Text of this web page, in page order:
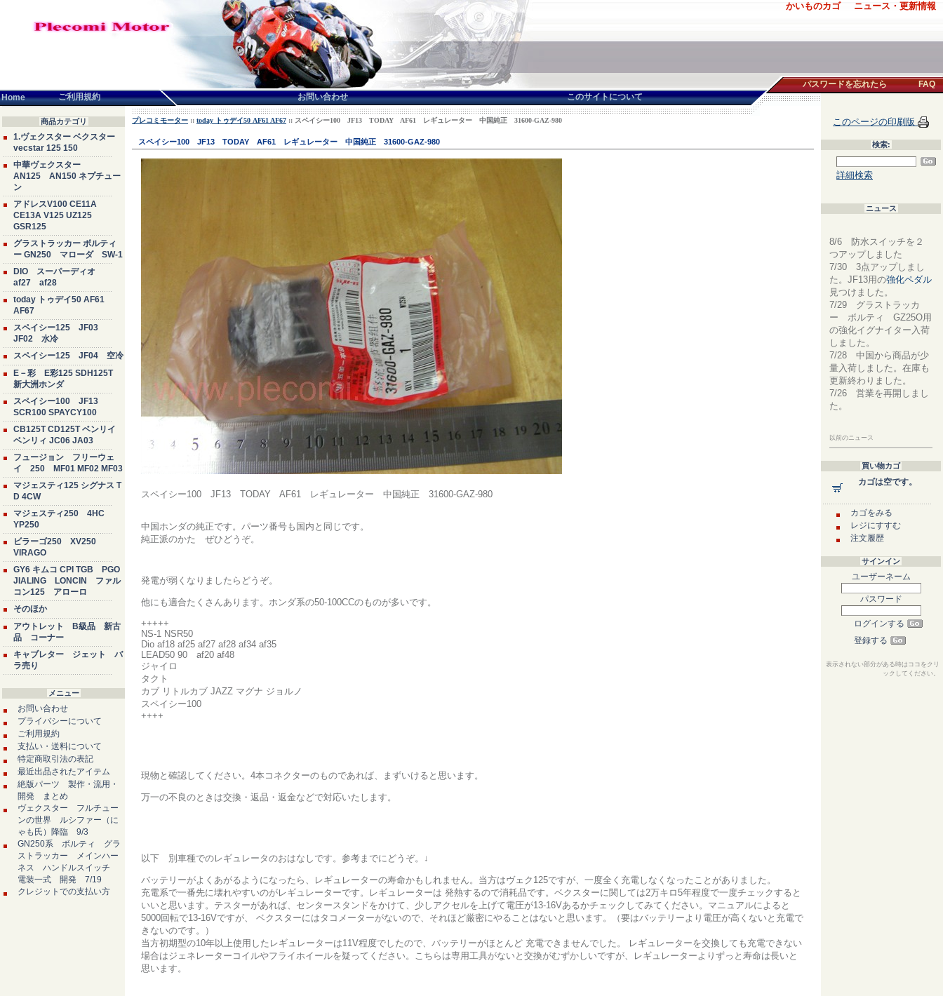
かいものカゴ ニュース・更新情報
Home ご利用規約 お問い合わせ このサイトについて
パスワードを忘れたら FAQ
商品カテゴリ
1.ヴェクスター ベクスター
vecstar 125 150
中華ヴェクスター
AN125 AN150 ネプチュー
ン
アドレスV100 CE11A
CE13A V125 UZ125
GSR125
グラストラッカー ボルティ
ー GN250 マローダ SW-1
DIO スーパーディオ
af27 af28
today トゥデイ50 AF61
AF67
スペイシー125 JF03
JF02 水冷
スペイシー125 JF04 空冷
E－彩 E彩125 SDH125T
新大洲ホンダ
スペイシー100 JF13
SCR100 SPAYCY100
CB125T CD125T ベンリイ
ベンリィ JC06 JA03
フュージョン フリーウェ
イ 250 MF01 MF02 MF03
マジェスティ125 シグナス T
D 4CW
マジェスティ250 4HC
YP250
ビラーゴ250 XV250
VIRAGO
GY6 キムコ CPI TGB PGO
JIALING LONCIN ファル
コン125 アローロ
そのほか
アウトレット B級品 新古
品 コーナー
キャブレター ジェット バ
ラ売り
メニュー
お問い合わせ
プライバシーについて
ご利用規約
支払い・送料について
特定商取引法の表記
最近出品されたアイテム
絶版パーツ 製作・流用・
開発 まとめ
ヴェクスター フルチュー
ンの世界 ルシファー（に
ゃも氏）降臨 9/3
GN250系 ボルティ グラ
ストラッカー メインハー
ネス ハンドルスイッチ
電装一式 開発 7/19
クレジットでの支払い方
プレコミモーター :: today トゥデイ50 AF61 AF67 :: スペイシー100 JF13 TODAY AF61 レギュレーター 中国純正 31600-GAZ-980
スペイシー100 JF13 TODAY AF61 レギュレーター 中国純正 31600-GAZ-980
スペイシー100 JF13 TODAY AF61 レギュレーター 中国純正 31600-GAZ-980
中国ホンダの純正です。パーツ番号も国内と同じです。
純正派のかた ぜひどうぞ。
発電が弱くなりましたらどうぞ。
他にも適合たくさんあります。ホンダ系の50-100CCのものが多いです。
+++++
NS-1 NSR50
Dio af18 af25 af27 af28 af34 af35
LEAD50 90 af20 af48
ジャイロ
タクト
カブ リトルカブ JAZZ マグナ ジョルノ
スペイシー100
++++
現物と確認してください。4本コネクターのものであれば、まずいけると思います。
万一の不良のときは交換・返品・返金などで対応いたします。
以下 別車種でのレギュレータのおはなしです。参考までにどうぞ。↓
バッテリーがよくあがるようになったら、レギュレーターの寿命かもしれません。当方はヴェク125ですが、一度全く充電しなくなったことがありました。
充電系で一番先に壊れやすいのがレギュレーターです。レギュレーターは 発熱するので消耗品です。ベクスターに関しては2万キロ5年程度で一度チェックすると
いいと思います。テスターがあれば、センタースタンドをかけて、少しアクセルを上げて電圧が13-16Vあるかチェックしてみてください。マニュアルによると
5000回転で13-16Vですが、 ベクスターにはタコメーターがないので、それほど厳密にやることはないと思います。（要はバッテリーより電圧が高くないと充電で
きないのです。）
当方初期型の10年以上使用したレギュレーターは11V程度でしたので、バッテリーがほとんど 充電できませんでした。 レギュレーターを交換しても充電できない
場合はジェネレーターコイルやフライホイールを疑ってください。こちらは専用工具がないと交換がむずかしいですが、レギュレーターよりずっと寿命は長いと
思います。
このページの印刷版
検索:
詳細検索
ニュース
8/6 防水スイッチを２
つアップしました
7/30 3点アップしまし
た。JF13用の強化ペダル
見つけました。
7/29 グラストラッカ
ー ボルティ GZ25O用
の強化イグナイター入荷
しました。
7/28 中国から商品が少
量入荷しました。在庫も
更新終わりました。
7/26 営業を再開しまし
た。
以前のニュース
買い物カゴ
カゴは空です。
カゴをみる
レジにすすむ
注文履歴
サインイン
ユーザーネーム
パスワード
ログインする
登録する
表示されない部分がある時はココをクリ
ックしてください。